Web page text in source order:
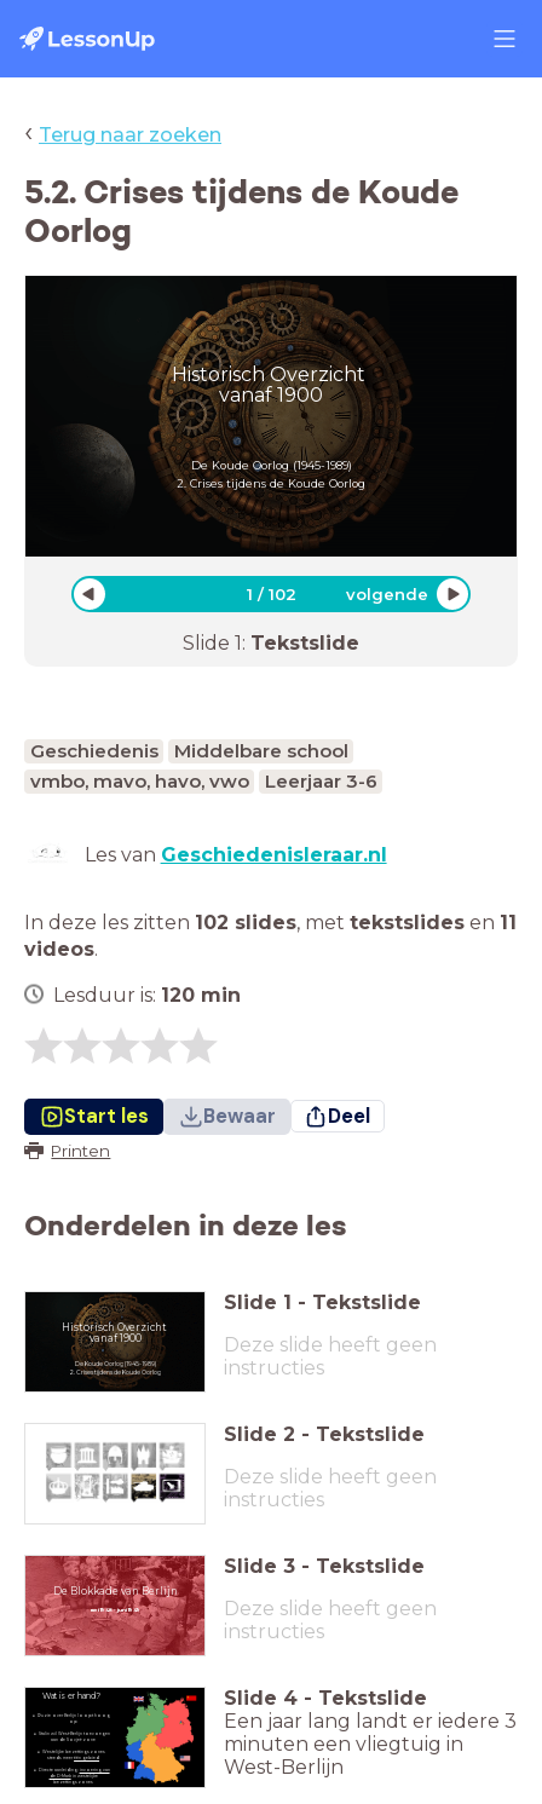
‹ Terug naar zoeken
5.2. Crises tijdens de Koude
Oorlog
Historisch Overzicht
vanaf 1900
De Koude Oorlog (1945-1989)
2. Crises tijdens de Koude Oorlog
1 /102 volgende
Slide 1: Tekstslide
Geschiedenis
Middelbare school
vmbo, mavo, havo, vwo
Leerjaar 3-6
Les van Geschiedenisleraar.nl
In deze les zitten 102 slides, met tekstslides en 11
videos.
Lesduur is: 120 min
Start les Bewaar Deel
Printen
Onderdelen in deze les
Historisch Overzicht
vanaf 1900
De Koude Oorlog (1945-1989)
2. Crises tijdens de Koude Oorlog
Slide 1 - Tekstslide
Deze slide heeft geen
instructies
Slide 2 - Tekstslide
Deze slide heeft geen
instructies
De Blokkade van Berlijn
mei 1948 - juni 1949
Slide 3 - Tekstslide
Deze slide heeft geen
instructies
Wat is er hand?
Ruzie over Berlijn loopt hoog
op
Stalin wil West-Berlijn toevoegen
aan de Sovjet-zone
Westelijke bezettingszones
steeds meeréén gebied
Directe aanleiding: invoering van
de D-Markin westelijke
bezettingszones
Slide 4 - Tekstslide
Een jaar lang landt er iedere 3
minuten een vliegtuig in
West-Berlijn